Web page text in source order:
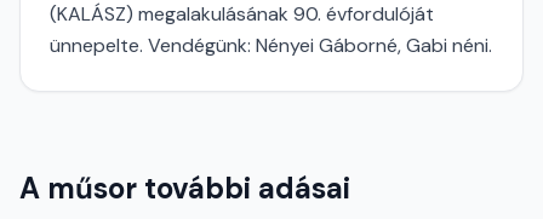
(KALÁSZ) megalakulásának 90. évfordulóját
ünnepelte. Vendégünk: Nényei Gáborné, Gabi néni.
A műsor további adásai